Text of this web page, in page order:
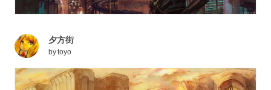
夕方街
bytoyo